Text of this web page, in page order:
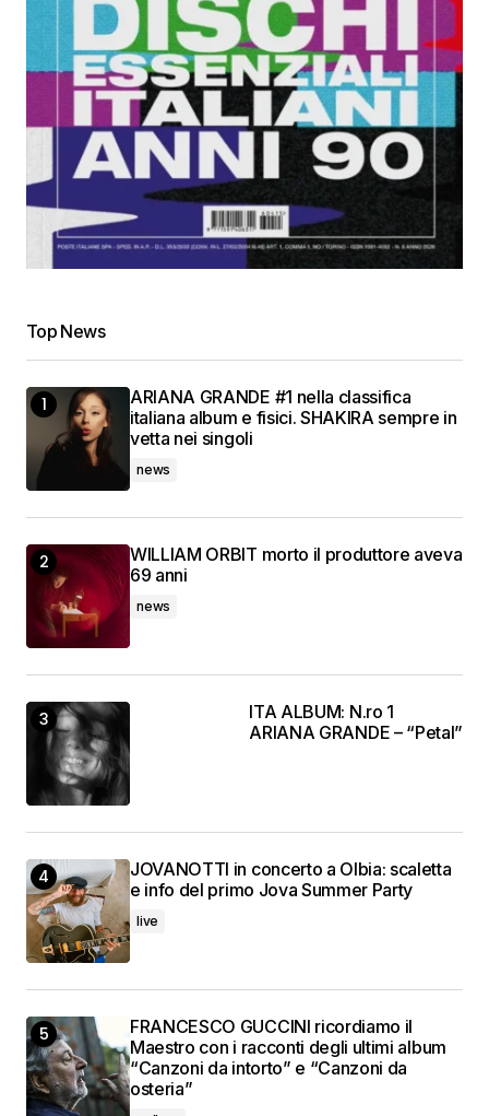
Top News
ARIANA GRANDE #1 nella classifica
italiana album e fisici. SHAKIRA sempre in
vetta nei singoli
news
WILLIAM ORBIT morto il produttore aveva
69 anni
news
ITA ALBUM: N.ro 1
ARIANA GRANDE – “Petal”
JOVANOTTI in concerto a Olbia: scaletta
e info del primo Jova Summer Party
live
FRANCESCO GUCCINI ricordiamo il
Maestro con i racconti degli ultimi album
“Canzoni da intorto” e “Canzoni da
osteria”